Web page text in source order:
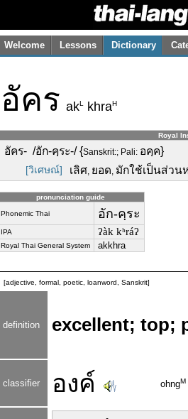
Welcome Lessons Dictionary
อัคร akL khraH
Royal
อัคร- /อัก-คฺระ-/ {Sanskrit:; Pali: อคฺค}
[วิเศษณ์] เลิศ, ยอด, มักใช้เป็นส่วน
pronunciation guide
Phonemic Thai อัก-คฺระ
IPA ʔàk kʰráʔ
Royal Thai General System akkhra
[adjective, formal, poetic, loanword, Sanskrit]
definition excellent; top;
classifier องค์ ohngM